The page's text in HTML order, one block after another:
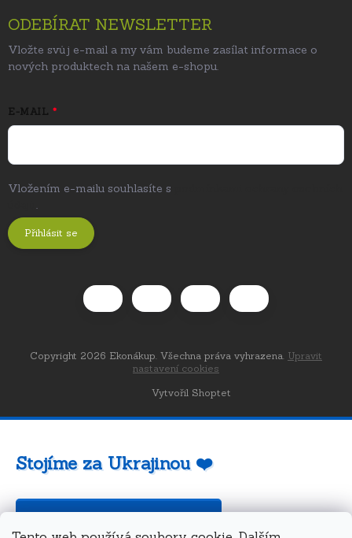
ODEBÍRAT NEWSLETTER
Vložte svůj e-mail a my vám budeme zasílat informace o
nových produktech na našem e-shopu.
E-MAIL
Vložením e-mailu souhlasíte s
.
Přihlásit se
Vytvořil Shoptet
Copyright 2026 Ekonákup. Všechna práva vyhrazena. Upravit
nastavení cookies
Stojíme za Ukrajinou ❤️